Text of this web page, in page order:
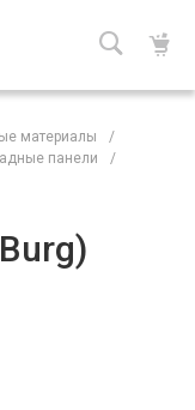
материалы
/
панели
/